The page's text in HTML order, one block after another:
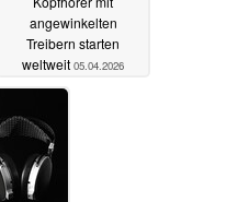
angewinkelten
Treibern starten
weltweit 05.04.2026